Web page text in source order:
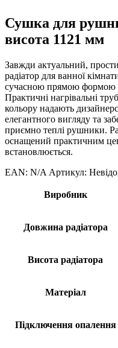
Сушка для
висота 1121 мм
Завжди актуальний,
радіатор для ванної
сучасною прямою формою
Практичні нагрівальні
кольору надають
елегантного вигляду та
приємно теплі рушники.
оснащений практичним
встановлюється.
EAN: N/A Артикул:
Виробник
Довжина радіатора
Висота радіатора
Матеріал
Підключення опалення